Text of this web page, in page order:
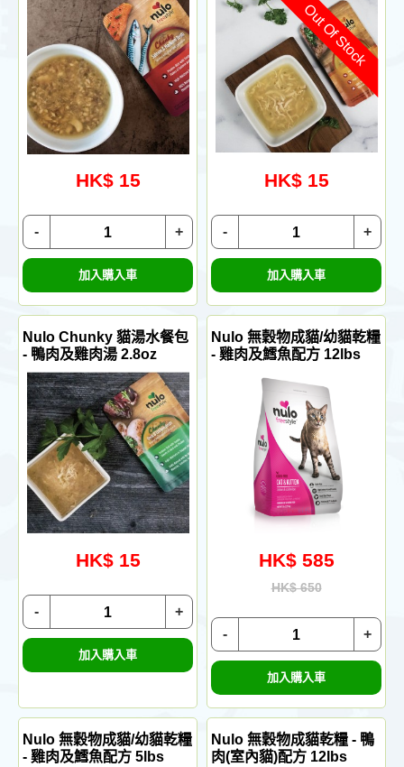
HK$ 15
+
-
加入購入車
Out Of Stock
HK$ 15
+
-
加入購入車
Nulo Chunky 貓湯水餐包
- 鴨肉及雞肉湯 2.8oz
HK$ 15
+
-
加入購入車
Nulo 無穀物成貓/幼貓乾糧
- 雞肉及鱈魚配方 12lbs
HK$ 585
HK$ 650
+
-
加入購入車
Nulo 無穀物成貓/幼貓乾糧
- 雞肉及鱈魚配方 5lbs
Nulo 無穀物成貓乾糧 - 鴨
肉(室內貓)配方 12lbs